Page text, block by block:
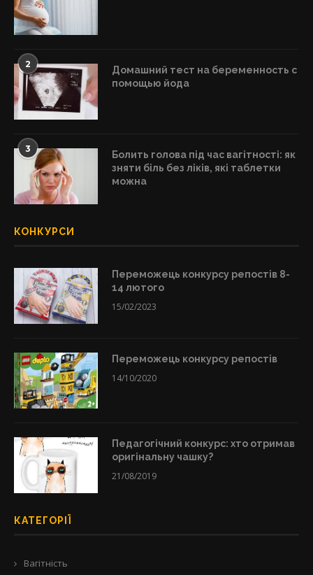
2
Домашний тест на беременность с
помощью йода
3
Болить голова під час вагітності: як
зняти біль без ліків, які таблетки
можна
КОНКУРСИ
Переможець конкурсу репостів 8-
14 лютого
15/02/2023
Переможець конкурсу репостів
14/10/2020
Педагогічний конкурс: хто отримав
оригінальну чашку?
21/08/2019
КАТЕГОРІЇ
Вагітність